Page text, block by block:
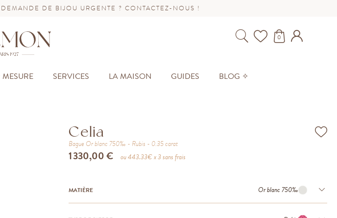
DE BIJOU URGENTE ? CONTACTEZ-NOUS !
SERVICES LA MAISON GUIDES BLOG ✧
0
Celia
Bague Or blanc 750‰ Rubis 0.35carat
1 330,00 € ou443.33€ x 3 sans frais
MATIÈRE Or blanc 750‰